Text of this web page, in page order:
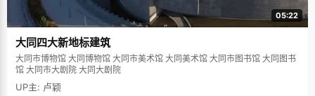
05:22
大同四大新地标建筑
大同市博物馆 大同博物馆 大同市美术馆 大同美术馆 大同市图书馆 大同图书
馆 大同市大剧院 大同大剧院
UP主: 卢颖